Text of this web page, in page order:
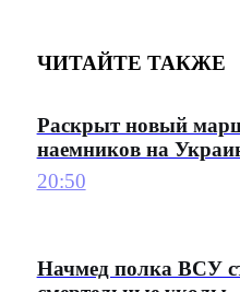
ЧИТАЙТЕ ТАКЖЕ
Раскрыт новый
наемников на
20:50
Начмед полка ВСУ